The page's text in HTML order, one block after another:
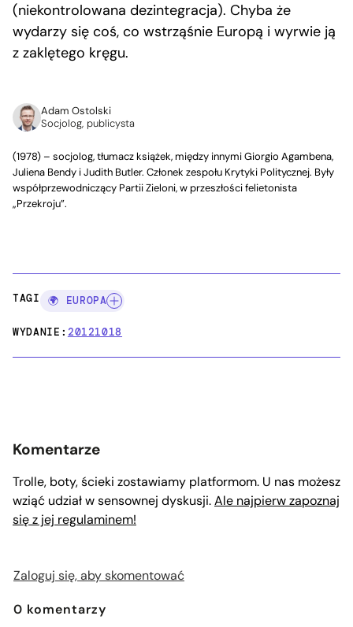
(niekontrolowana dezintegracja). Chyba że
wydarzy się coś, co wstrząśnie Europą i wyrwie ją
z zaklętego kręgu.
Adam Ostolski
Socjolog, publicysta
(1978) – socjolog, tłumacz książek, między innymi Giorgio Agambena,
Juliena Bendy i Judith Butler. Członek zespołu Krytyki Politycznej. Były
współprzewodniczący Partii Zieloni, w przeszłości felietonista
„Przekroju”.
TAGI: 🌍 EUROPA
WYDANIE:20121018
Komentarze
Trolle, boty, ścieki zostawiamy platformom. U nas możesz
wziąć udział w sensownej dyskusji.Ale najpierw zapoznaj
się z jej regulaminem!
Zaloguj się, aby skomentować
0 komentarzy